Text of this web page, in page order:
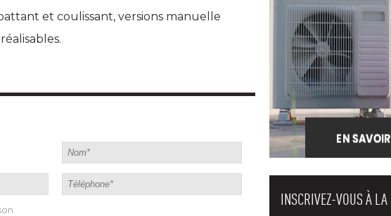
et coulissant, versions manuelle
INSCRIVEZ-VOUS À LA